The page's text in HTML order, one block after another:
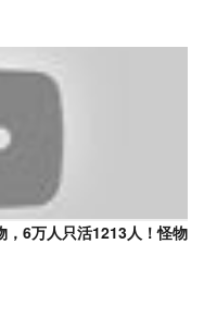
，6万人只活1213人！怪物